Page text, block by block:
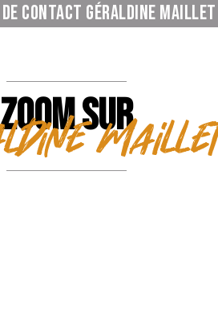
de contact Géraldine Maillet
ZOOM SURMaillet